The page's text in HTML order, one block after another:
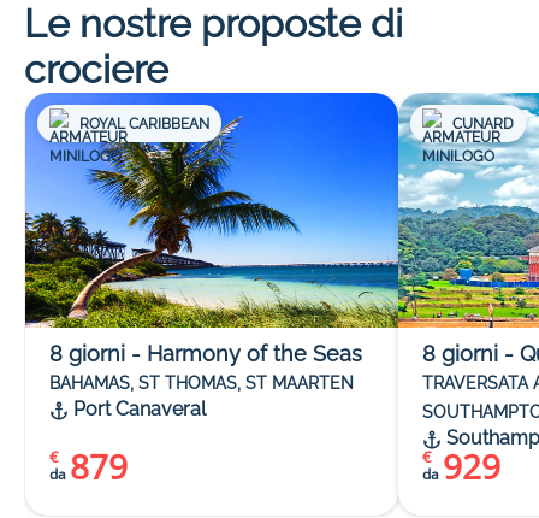
Le nostre proposte di
crociere
ROYAL CARIBBEAN
8 giorni - Harmony of the Seas
BAHAMAS, ST THOMAS, ST MAARTEN
Port Canaveral
da 879
€
CUNARD
8 giorni -
TRAVERSATA
da 929
€